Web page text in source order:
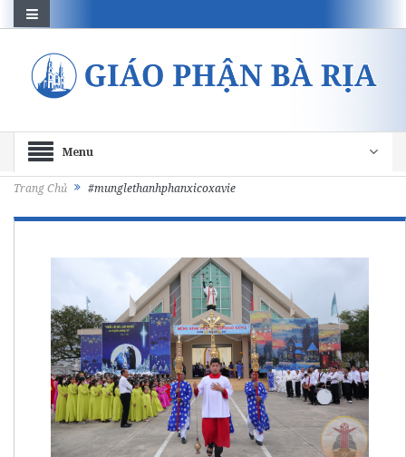
Menu
Trang Chủ #munglethanhphanxicoxavie